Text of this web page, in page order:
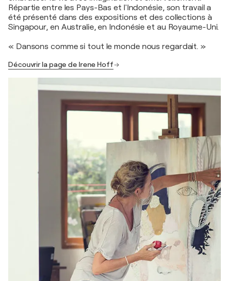
Répartie entre les Pays-Bas et l'Indonésie, son travail a
été présenté dans des expositions et des collections à
Singapour, en Australie, en Indonésie et au Royaume-Uni.
« Dansons comme si tout le monde nous regardait. »
Découvrir la page de Irene Hoff